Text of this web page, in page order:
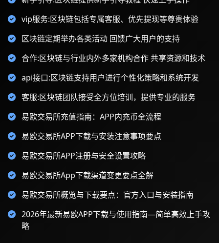
vip服务:区块链包括专属客服、优先提现等尊贵体验
区块链定期举办各类活动 回馈广大用户的支持
合作:区块链与行业内外多家机构合作 共享资源和技术
api接口:区块链支持用户进行个性化策略和系统开发
客服:区块链团队接受全方位培训，提供专业的服务
易欧交易所充值指南：APP内充币全流程
易欧交易所APP下载与安装注意事项要点
易欧交易所APP注册与安全设置攻略
易欧交易所App下载渠道变更要点全解
易欧交易所概览与下载要点：官方入口与安装指南
2026年最新易欧APP下载与使用指南—简单高效上手攻
略